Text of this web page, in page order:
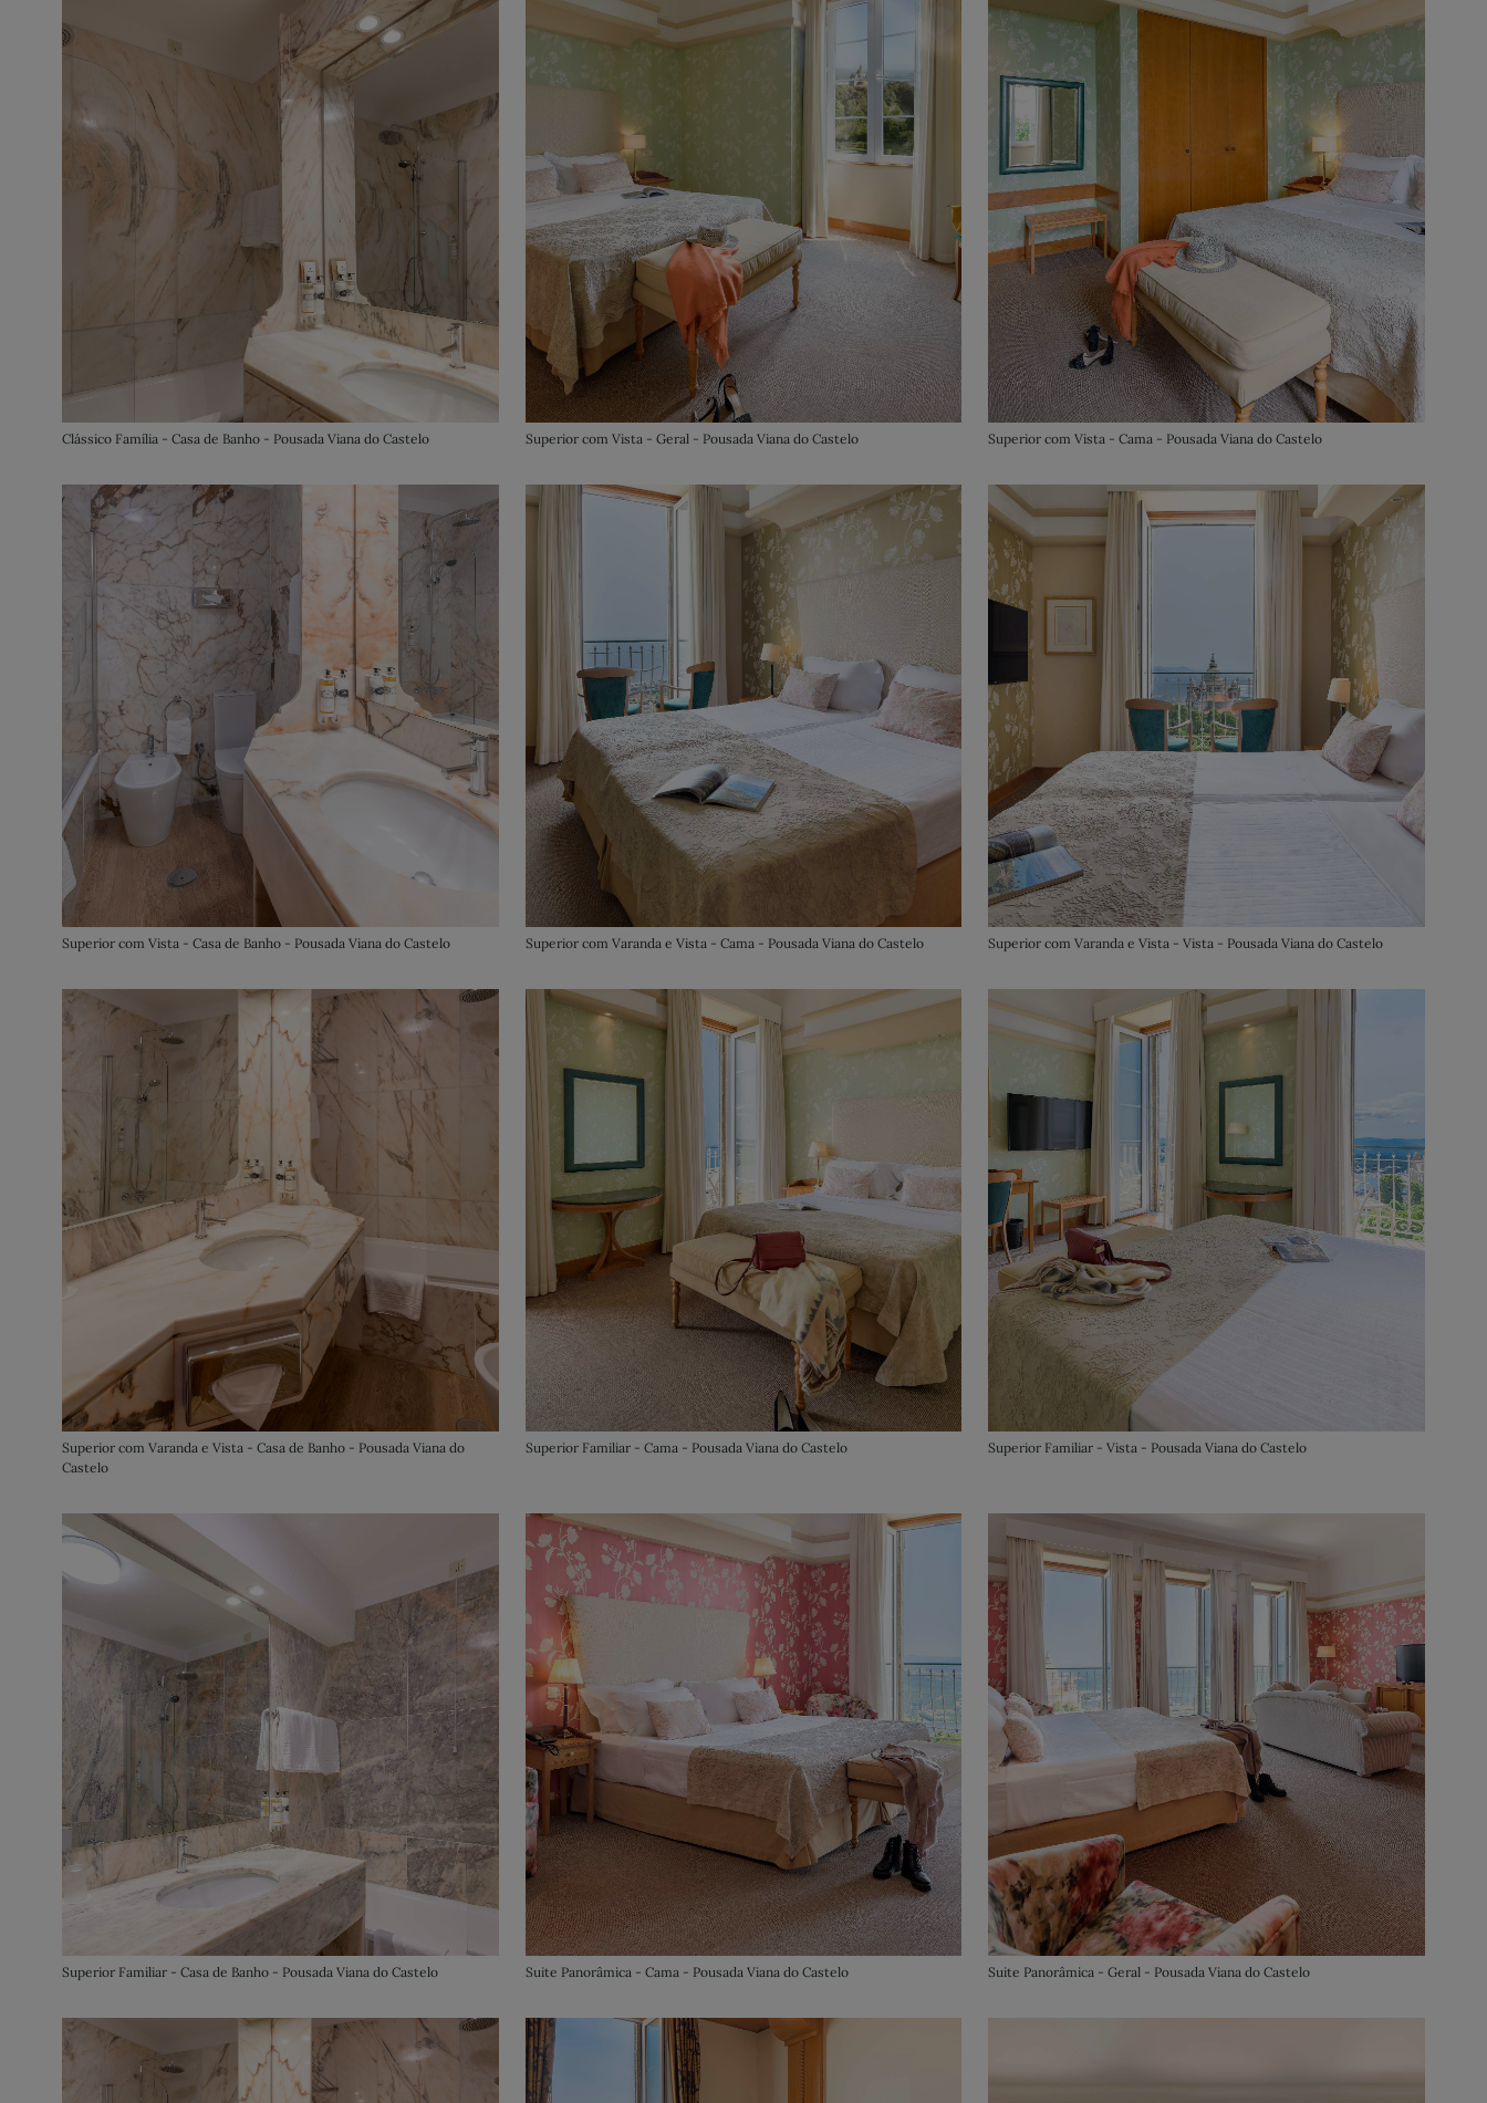
Clássico Família - Casa de Banho - Pousada Viana do Castelo Superior com Vista - Geral - Pousada Viana do Castelo Superior com Vista - Cama - Pousada Viana do Castelo
Superior com Vista - Casa de Banho - Pousada Viana do Castelo Superior com Varanda e Vista - Cama - Pousada Viana do Castelo Superior com Varanda e Vista - Vista - Pousada Viana do Castelo
Superior com Varanda e Vista - Casa de Banho - Pousada Viana do
Castelo
Superior Familiar - Cama - Pousada Viana do Castelo Superior Familiar - Vista - Pousada Viana do Castelo
Superior Familiar - Casa de Banho - Pousada Viana do Castelo Suite Panorâmica - Cama - Pousada Viana do Castelo Suite Panorâmica - Geral - Pousada Viana do Castelo